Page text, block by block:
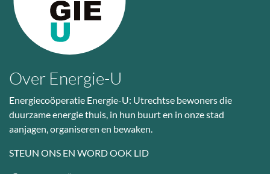
Over Energie-U
Energiecoöperatie Energie-U: Utrechtse bewoners die
duurzame energie thuis, in hun buurt en in onze stad
aanjagen, organiseren en bewaken.
STEUN ONS EN WORD OOK LID